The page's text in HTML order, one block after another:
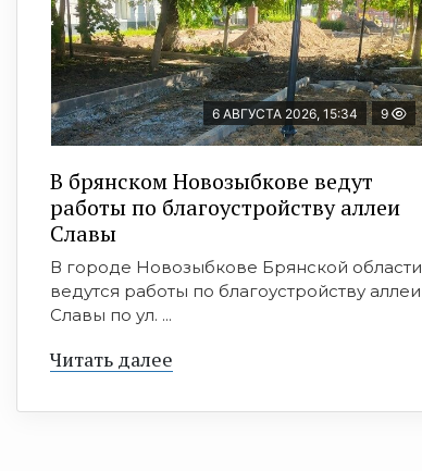
6 АВГУСТА 2026, 15:34 9
В брянском Новозыбкове ведут
работы по благоустройству аллеи
Славы
В городе Новозыбкове Брянской области
ведутся работы по благоустройству аллеи
Славы по ул. ...
Читать далее